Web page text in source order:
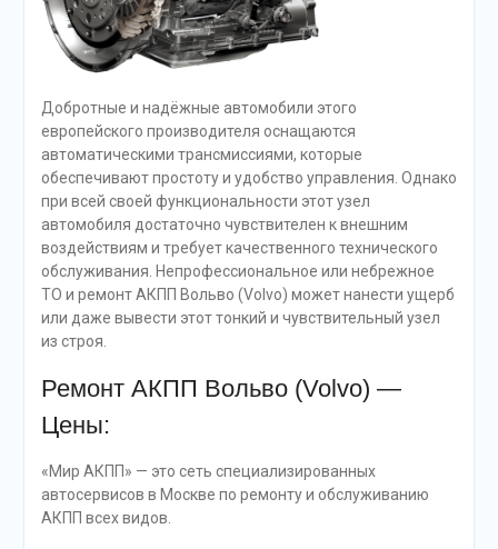
Добротные и надёжные автомобили этого
европейского производителя оснащаются
автоматическими трансмиссиями, которые
обеспечивают простоту и удобство управления. Однако
при всей своей функциональности этот узел
автомобиля достаточно чувствителен к внешним
воздействиям и требует качественного технического
обслуживания. Непрофессиональное или небрежное
ТО и ремонт АКПП Вольво (Volvo) может нанести ущерб
или даже вывести этот тонкий и чувствительный узел
из строя.
Ремонт АКПП Вольво (Volvo) —
Цены:
«Мир АКПП» — это сеть специализированных
автосервисов в Москве по ремонту и обслуживанию
АКПП всех видов.